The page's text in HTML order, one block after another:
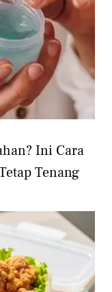
Ini Cara
Tenang